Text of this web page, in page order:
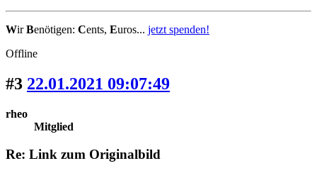
WirBenötigen: Cents, Euros... jetzt spenden!
Offline
#3 22.01.2021 09:07:49
rheo
Mitglied
Re: Link zum Originalbild